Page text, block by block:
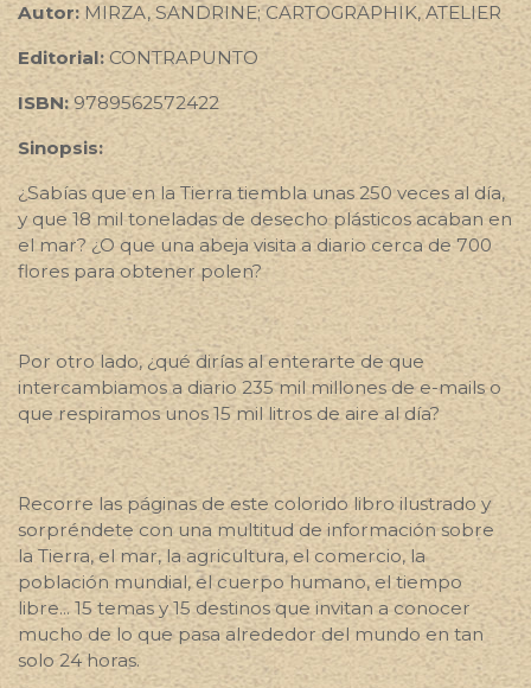
Autor: MIRZA, SANDRINE; CARTOGRAPHIK, ATELIER
Editorial: CONTRAPUNTO
ISBN:9789562572422
Sinopsis:
¿Sabías que en la Tierra tiembla unas 250 veces al día,
y que 18 mil toneladas de desecho plásticos acaban en
el mar? ¿O que una abeja visita a diario cerca de 700
flores para obtener polen?
Por otro lado, ¿qué dirías al enterarte de que
intercambiamos a diario 235 mil millones de e-mails o
que respiramos unos 15 mil litros de aire al día?
Recorre las páginas de este colorido libro ilustrado y
sorpréndete con una multitud de información sobre
la Tierra, el mar, la agricultura, el comercio, la
población mundial, el cuerpo humano, el tiempo
libre... 15 temas y 15 destinos que invitan a conocer
mucho de lo que pasa alrededor del mundo en tan
solo 24 horas.